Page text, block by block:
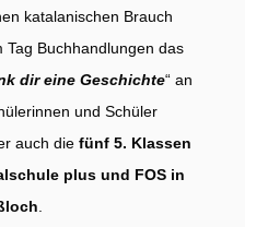
katalanischen Brauch
Buchhandlungen das
dir eine Geschichte“ an
und Schüler
auch die fünf 5. Klassen
plus und FOS in